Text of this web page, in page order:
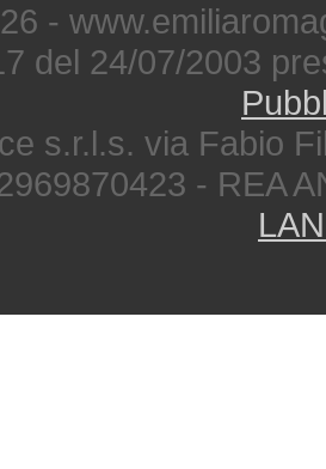
-
del 24/07/2003
s.r.l.s. via Fabio
- REA